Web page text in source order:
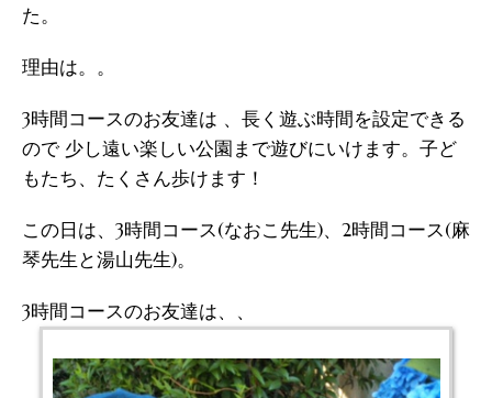
た。
理由は。。
3時間コースのお友達は 、長く遊ぶ時間を設定できる
ので 少し遠い楽しい公園まで遊びにいけます。子ど
もたち、たくさん歩けます！
この日は、3時間コース(なおこ先生)、2時間コース(麻
琴先生と湯山先生)。
3時間コースのお友達は、、